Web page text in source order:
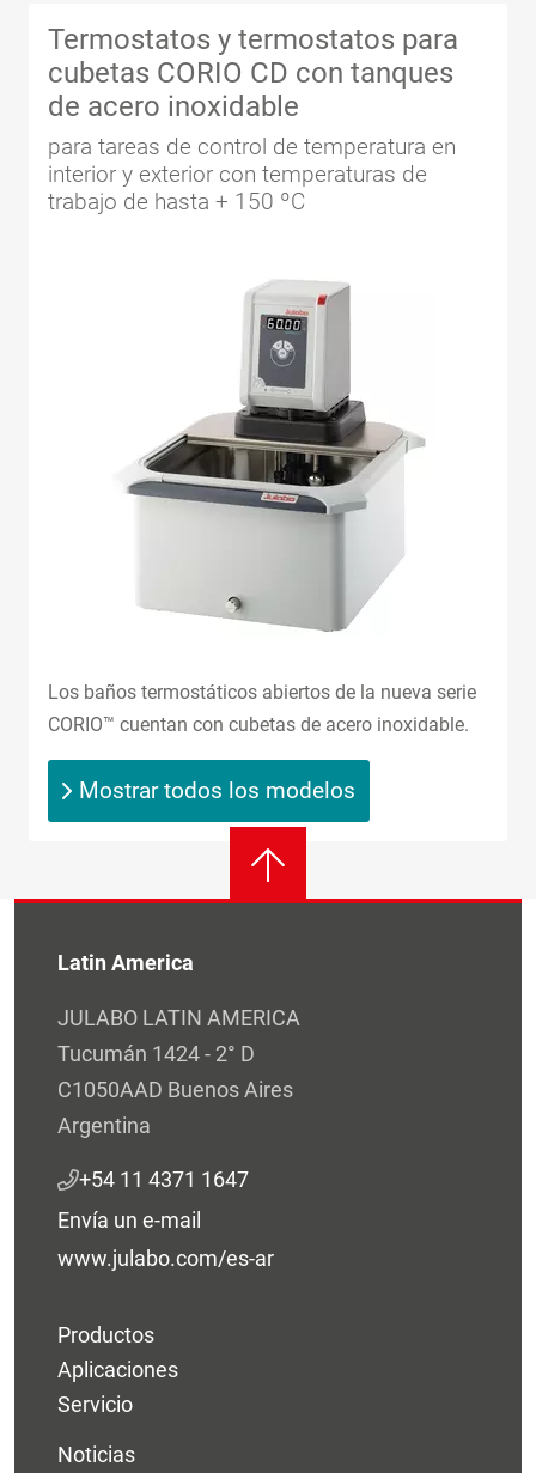
Termostatos y termostatos para
cubetas CORIO CD con tanques
de acero inoxidable
para tareas de control de temperatura en
interior y exterior con temperaturas de
trabajo de hasta + 150 ºC
Los baños termostáticos abiertos de la nueva serie
CORIO™ cuentan con cubetas de acero inoxidable.
Mostrar todos los modelos
Latin America
JULABO LATIN AMERICA
Tucumán 1424 - 2° D
C1050AAD Buenos Aires
Argentina
+54 11 4371 1647
Envía un e-mail
www.julabo.com/es-ar
Productos
Aplicaciones
Servicio
Noticias